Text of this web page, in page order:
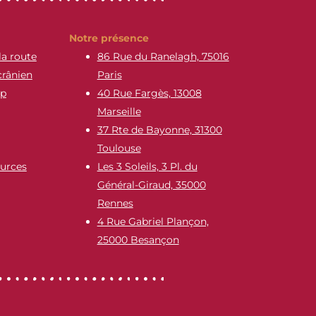
route
Notre présence
86 Rue du Ranelagh, 75016
Paris
40 Rue Fargès, 13008
Marseille
37 Rte de Bayonne, 31300
Toulouse
Les 3 Soleils, 3 Pl. du
Général-Giraud, 35000
Rennes
4 Rue Gabriel Plançon,
25000 Besançon